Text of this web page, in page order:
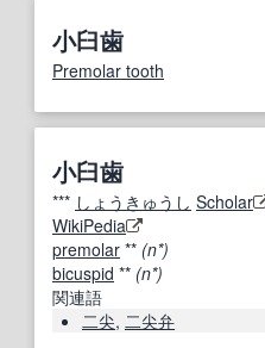
小臼歯
Premolar tooth
小臼歯
*** しょうきゅうし Scholar
WikiPedia
premolar ** (n*)
bicuspid ** (n*)
関連語
二尖, 二尖弁